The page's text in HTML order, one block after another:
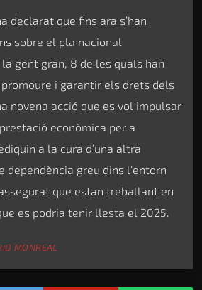
declarat que fins ara s’han
sobre el pla nacional
gent gran, 8 de les quals han
i garantir els drets dels
novena acció que es vol impulsar
econòmica per a
a la cura d’una altra
dependència greu dins l’entorn
que estan treballant en
es podria tenir llesta el 2025.
MONREAL